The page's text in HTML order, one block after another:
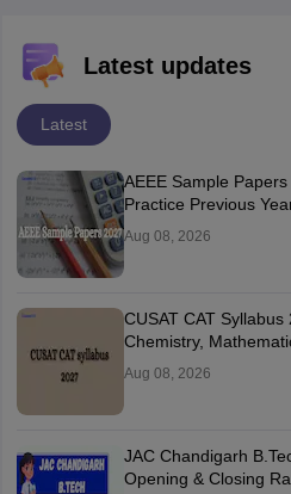
Latest updates
Latest
AEEE Sample
Practice Previous
Aug 08, 2026
CUSAT CAT
Chemistry,
Aug 08, 2026
JAC Chandigarh
Opening & Closing